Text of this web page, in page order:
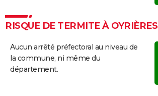
RISQUE DE TERMITE À OYRIÈRES
Aucun arrêté préfectoral au niveau de
la commune, ni même du
département.